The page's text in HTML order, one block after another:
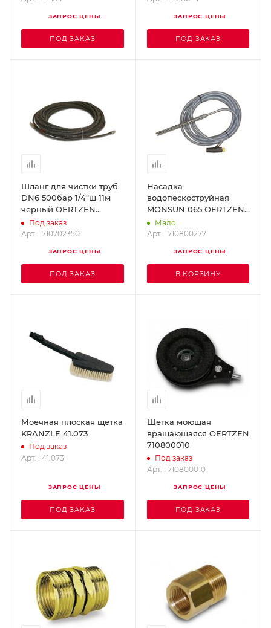
ЗАПРОС ЦЕНЫ
ПОД ЗАКАЗ
ЗАПРОС ЦЕНЫ
ПОД ЗАКАЗ
Шланг для чистки труб
DN6 500бар 1/4"ш 11м
черный OERTZEN
710702350
Под заказ
Арт. : 710702350
ЗАПРОС ЦЕНЫ
ПОД ЗАКАЗ
Насадка
водопескоструйная
MONSUN 065 OERTZEN
710800277
Мало
Арт. : 710800277
ЗАПРОС ЦЕНЫ
В КОРЗИНУ
Моечная плоская щетка
KRANZLE 41.073
Под заказ
Арт. : 41.073
ЗАПРОС ЦЕНЫ
ПОД ЗАКАЗ
Щетка моющая
вращающаяся OERTZEN
710800010
Под заказ
Арт. : 710800010
ЗАПРОС ЦЕНЫ
ПОД ЗАКАЗ